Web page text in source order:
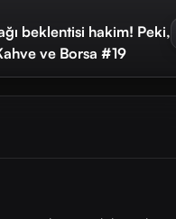
beklentisi hakim! Peki,
ve Borsa #19